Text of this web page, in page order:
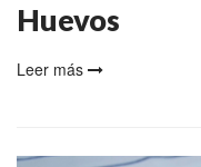
Huevos
Leer más